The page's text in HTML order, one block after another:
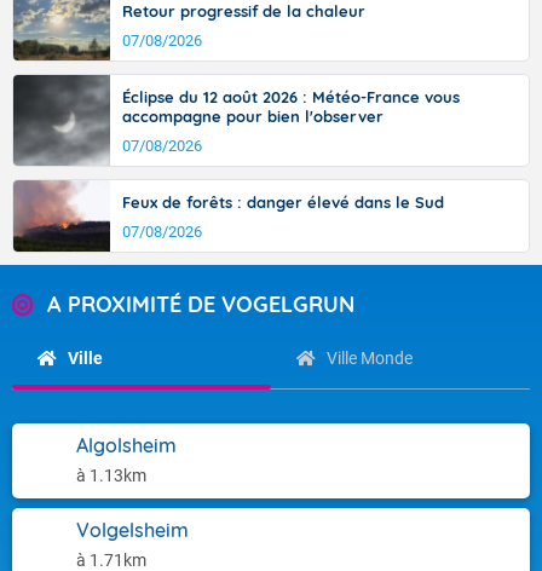
Retour progressif de la chaleur
07/08/2026
Éclipse du 12 août 2026 : Météo-France vous
accompagne pour bien l'observer
07/08/2026
Feux de forêts : danger élevé dans le Sud
07/08/2026
A PROXIMITÉ DE VOGELGRUN
Ville Ville Monde
Algolsheim
à 1.13km
Volgelsheim
à 1.71km